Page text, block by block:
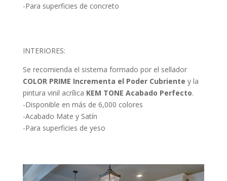
-Para superficies de concreto
INTERIORES:
Se recomienda el sistema formado por el sellador
COLOR PRIME Incrementa el Poder Cubriente y la
pintura vinil acrílica KEM TONE Acabado Perfecto.
-Disponible en más de 6,000 colores
-Acabado Mate y Satín
-Para superficies de yeso